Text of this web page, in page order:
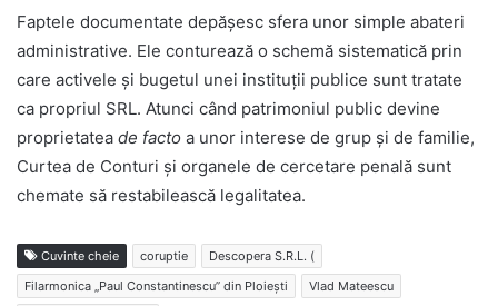
Faptele documentate depășesc sfera unor simple abateri
administrative. Ele conturează o schemă sistematică prin
care activele și bugetul unei instituții publice sunt tratate
ca propriul SRL. Atunci când patrimoniul public devine
proprietatea de facto a unor interese de grup și de familie,
Curtea de Conturi și organele de cercetare penală sunt
chemate să restabilească legalitatea.
Cuvinte cheie coruptie
Descopera S.R.L. (
Filarmonica „Paul Constantinescu” din Ploiești
Vlad Mateescu